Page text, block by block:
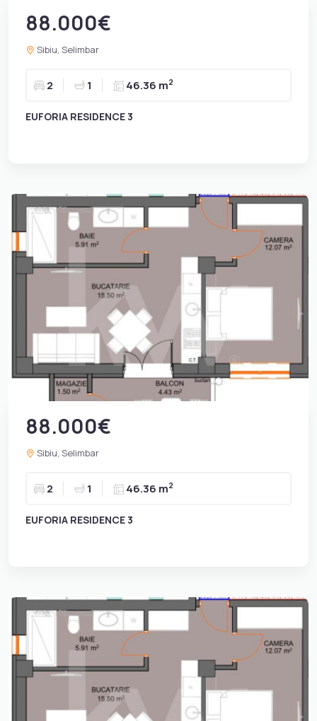
88.000€
Sibiu, Selimbar
2 1 46.36 m2
EUFORIA RESIDENCE 3
88.000€
Sibiu, Selimbar
2 1 46.36 m2
EUFORIA RESIDENCE 3